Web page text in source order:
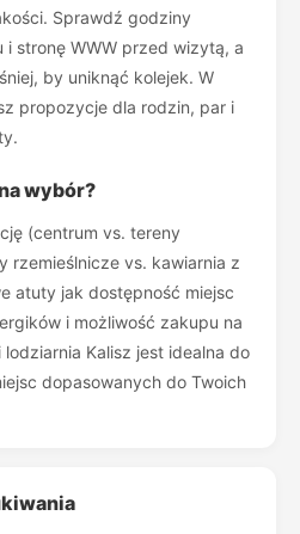
Sprawdź godziny
stronę WWW przed wizytą, a
by uniknąć kolejek. W
propozycje dla rodzin, par i
wybór?
(centrum vs. tereny
rzemieślnicze vs. kawiarnia z
atuty jak dostępność miejsc
i możliwość zakupu na
Kalisz jest idealna do
dopasowanych do Twoich